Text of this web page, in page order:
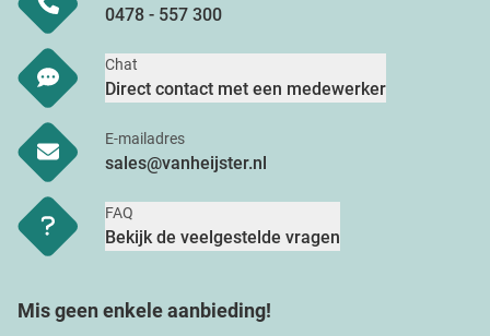
0478 - 557 300
Chat
Direct contact met een medewerker
E-mailadres
sales@vanheijster.nl
FAQ
Bekijk de veelgestelde vragen
Mis geen enkele aanbieding!